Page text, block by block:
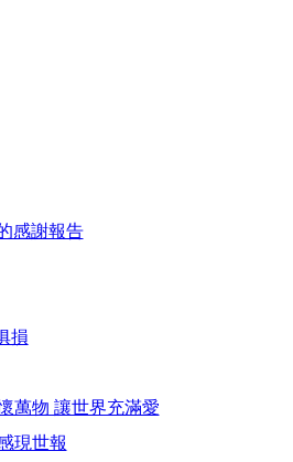
感謝報告
損
萬物 讓世界充滿愛
現世報